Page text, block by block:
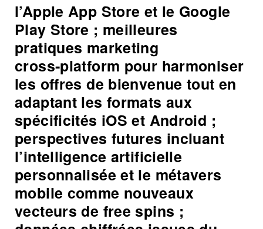
l’Apple App Store et le Google
Play Store ; meilleures
pratiques marketing
cross‑platform pour harmoniser
les offres de bienvenue tout en
adaptant les formats aux
spécificités iOS et Android ;
perspectives futures incluant
l’intelligence artificielle
personnalisée et le métavers
mobile comme nouveaux
vecteurs de free spins ;